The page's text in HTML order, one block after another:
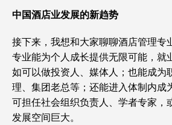
中国酒店业发展的新趋势
接下来，我想和大家聊聊酒店管理专
专业能为个人成长提供无限可能，就
如可以做投资人、媒体人；也能成为
理、集团老总等；还能进入体制内成
可担任社会组织负责人、学者专家，
发展空间巨大。